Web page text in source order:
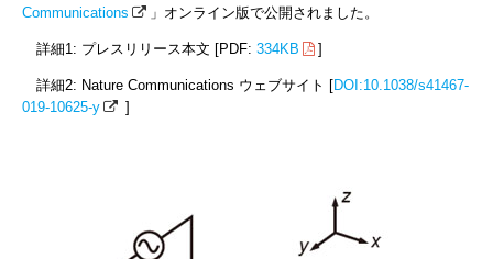
Communications
」オンライン版で公開されました。
詳細1: プレスリリース本文 [PDF: 334KB ]
詳細2: Nature Communications ウェブサイト [DOI:10.1038/s41467-
019-10625-y
]